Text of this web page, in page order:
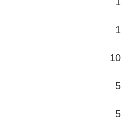
1
10
5
5